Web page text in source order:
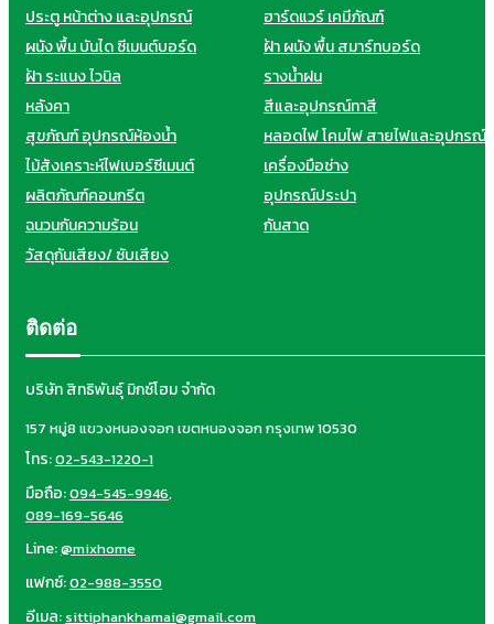
ประตู หน้าต่าง และอุปกรณ์
ฮาร์ดแวร์ เคมีภัณฑ์
ผนัง พื้น บันได ซีเมนต์บอร์ด
ฝ้า ผนัง พื้น สมาร์ทบอร์ด
ฝ้า ระแนง ไวนิล
รางน้ำฝน
หลังคา
สีและอุปกรณ์ทาสี
สุขภัณฑ์ อุปกรณ์ห้องน้ำ
หลอดไฟ โคมไฟ สายไฟและอุปกรณ์
ไม้สังเคราะห์ไฟเบอร์ซีเมนต์
เครื่องมือช่าง
ผลิตภัณฑ์คอนกรีต
อุปกรณ์ประปา
ฉนวนกันความร้อน
กันสาด
วัสดุกันเสียง/ ซับเสียง
ติดต่อ
บริษัท สิทธิพันธุ์ มิกซ์โฮม จำกัด
157 หมู่8 แขวงหนองจอก เขตหนองจอก กรุงเทพ 10530
โทร:02-543-1220-1
มือถือ:094-545-9946,
089-169-5646
Line:@mixhome
แฟกซ์:02-988-3550
อีเมล: sittiphankhamai@gmail.com